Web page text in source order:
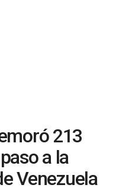
213
a la
Venezuela